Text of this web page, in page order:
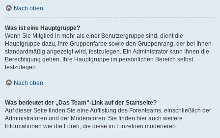
Nach oben
Was ist eine Hauptgruppe?
Wenn Sie Mitglied in mehr als einer Benutzergruppe sind, dient die
Hauptgruppe dazu, Ihre Gruppenfarbe sowie den Gruppenrang, der bei Ihnen
standardmäßig angezeigt wird, festzulegen. Ein Administrator kann Ihnen die
Berechtigung geben, Ihre Hauptgruppe im persönlichen Bereich selbst
festzulegen.
Nach oben
Was bedeutet der „Das Team“-Link auf der Startseite?
Auf dieser Seite finden Sie eine Auflistung des Forenteams, einschließlich der
Administratoren und der Moderatoren. Sie finden hier auch weitere
Informationen wie die Foren, die diese im Einzelnen moderieren.